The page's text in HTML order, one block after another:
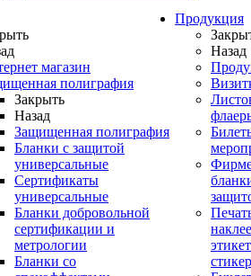
магазин
полиграфия
Закрыть
Назад
Защищенная полиграфия
Бланки с защитой
универсальные
Сертификаты
универсальные
Бланки добровольной
сертификации и
метрологии
Бланки со
Продукция
Назад